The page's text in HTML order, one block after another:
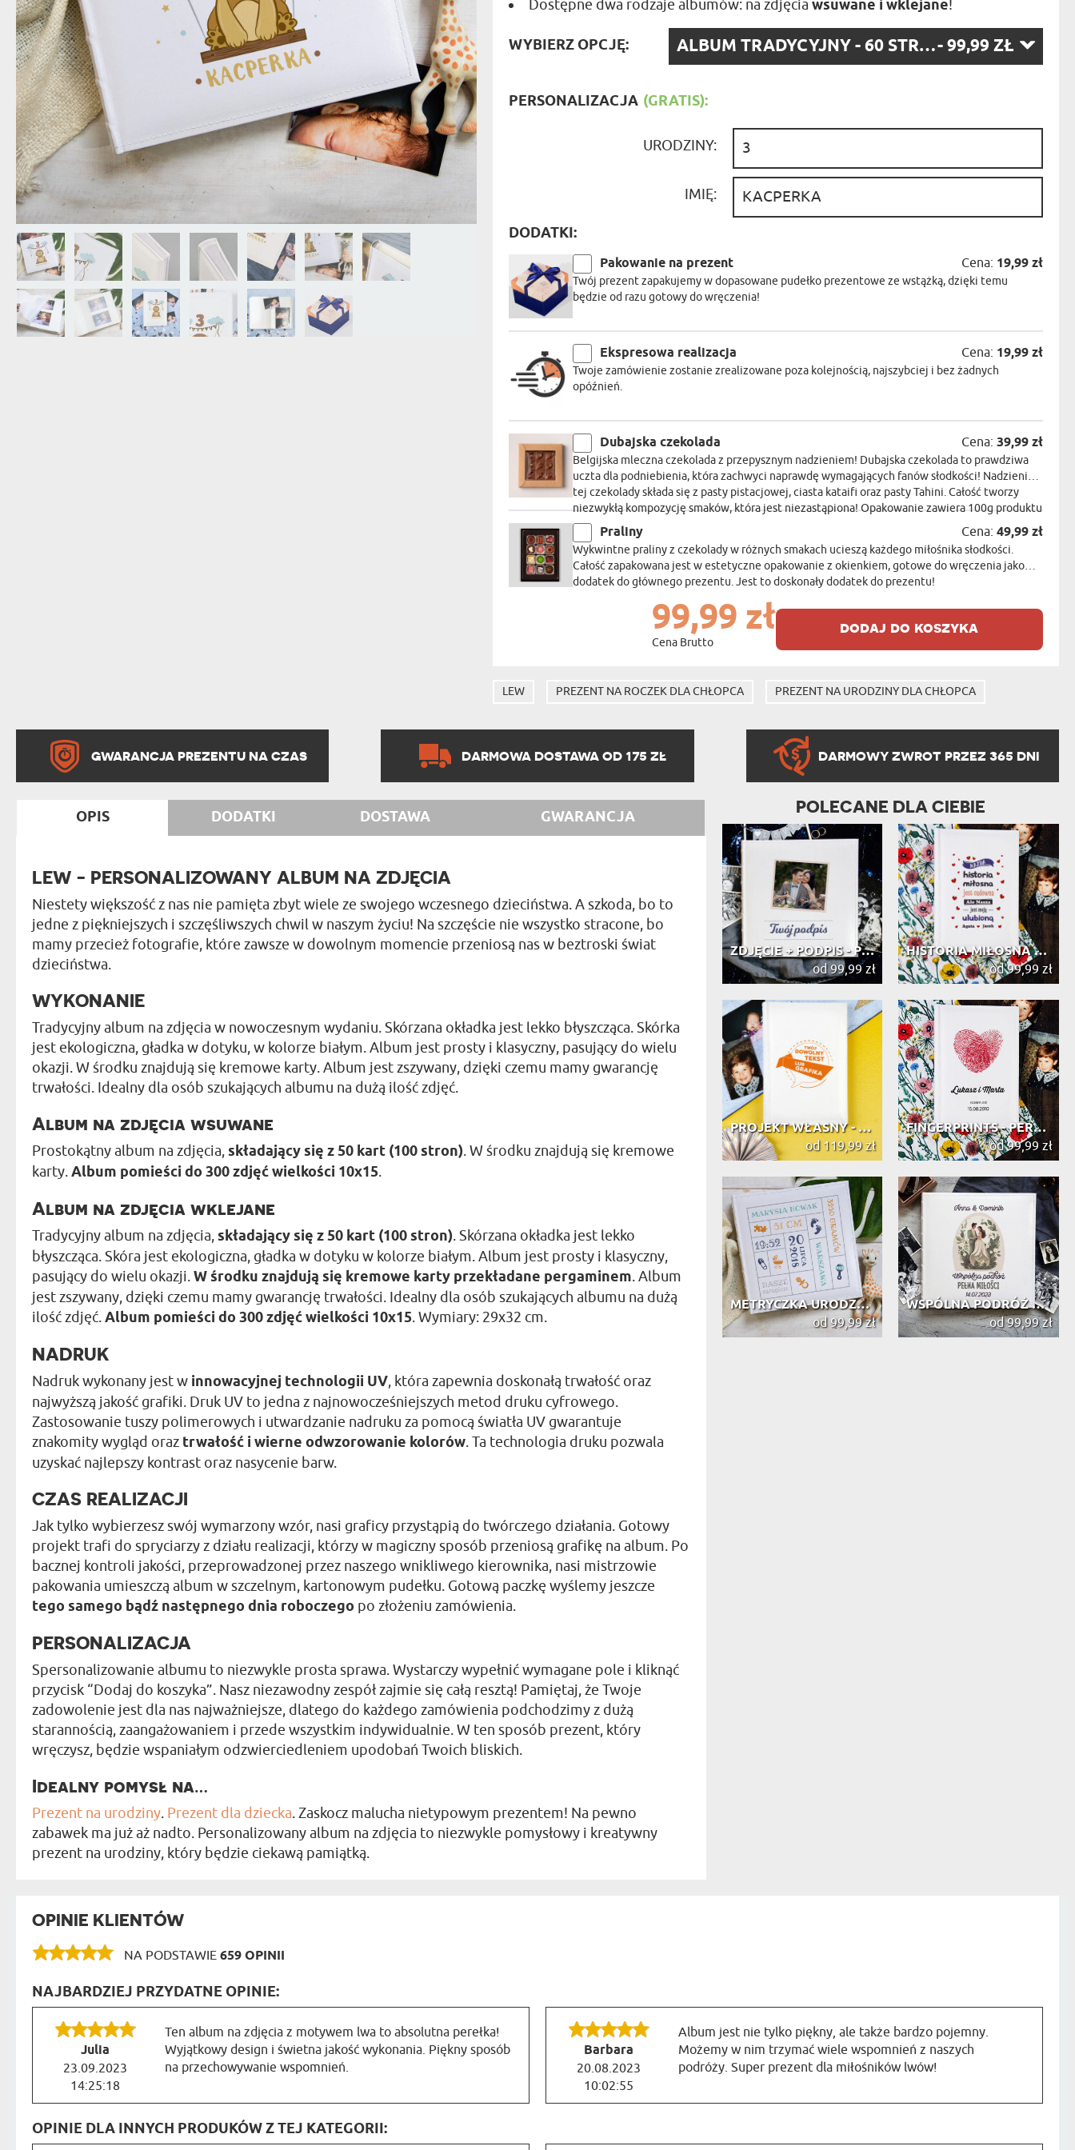
PREZENT DLA TEŚCIÓW PREZENT DLA
PODRÓŻNIKA
SPORTOWCA
STRAŻAKA
WĘDKARZA
ŻARTOWNISIA
PRODUKTY SPOŻYWCZE
CHARAKTER PREZENTU
SZKLANKI DO PIWA
Dostępne dwa rodzaje albumów: na zdjęcia wsuwane i wklejane!
WYBIERZ OPCJĘ: ALBUM TRADYCYJNY - 60 STRON- 99,99 ZŁ
WYBIERZ
OPCJĘ:
PERSONALIZACJA (GRATIS):
URODZINY:
IMIĘ:
DODATKI:
Pakowanie na prezent Cena: 19,99 zł
Twój prezent zapakujemy w dopasowane pudełko prezentowe ze wstążką, dzięki temu
będzie od razu gotowy do wręczenia!
Ekspresowa realizacja Cena: 19,99 zł
Twoje zamówienie zostanie zrealizowane poza kolejnością, najszybciej i bez żadnych
opóźnień.
Dubajska czekolada Cena: 39,99 zł
Belgijska mleczna czekolada z przepysznym nadzieniem! Dubajska czekolada to prawdziwa
uczta dla podniebienia, która zachwyci naprawdę wymagających fanów słodkości! Nadzienie
tej czekolady składa się z pasty pistacjowej, ciasta kataifi oraz pasty Tahini. Całość tworzy
niezwykłą kompozycję smaków, która jest niezastąpiona! Opakowanie zawiera 100g produktu
Praliny Cena: 49,99 zł
Wykwintne praliny z czekolady w różnych smakach ucieszą każdego miłośnika słodkości.
Całość zapakowana jest w estetyczne opakowanie z okienkiem, gotowe do wręczenia jako
dodatek do głównego prezentu. Jest to doskonały dodatek do prezentu!
99,99 zł
Cena Brutto
dodaj do koszyka
LEW PREZENT NA ROCZEK DLA CHŁOPCA PREZENT NA URODZINY DLA CHŁOPCA
GWARANCJA PREZENTU NA CZAS DARMOWA DOSTAWA OD 175 ZŁ DARMOWY ZWROT PRZEZ 365 DNI
OPIS DODATKI DOSTAWA GWARANCJA
LEW - PERSONALIZOWANY ALBUM NA ZDJĘCIA
Niestety większość z nas nie pamięta zbyt wiele ze swojego wczesnego dzieciństwa. A szkoda, bo to
jedne z piękniejszych i szczęśliwszych chwil w naszym życiu! Na szczęście nie wszystko stracone, bo
mamy przecież fotografie, które zawsze w dowolnym momencie przeniosą nas w beztroski świat
dzieciństwa.
WYKONANIE
Tradycyjny album na zdjęcia w nowoczesnym wydaniu. Skórzana okładka jest lekko błyszcząca. Skórka
jest ekologiczna, gładka w dotyku, w kolorze białym. Album jest prosty i klasyczny, pasujący do wielu
okazji. W środku znajdują się kremowe karty. Album jest zszywany, dzięki czemu mamy gwarancję
trwałości. Idealny dla osób szukających albumu na dużą ilość zdjęć.
Album na zdjęcia wsuwane
Prostokątny album na zdjęcia,składający się z 50 kart (100 stron). W środku znajdują się kremowe
karty.Album pomieści do 300 zdjęć wielkości 10x15.
Album na zdjęcia wklejane
Tradycyjny album na zdjęcia,składający się z 50 kart (100 stron). Skórzana okładka jest lekko
błyszcząca. Skóra jest ekologiczna, gładka w dotyku w kolorze białym. Album jest prosty i klasyczny,
pasujący do wielu okazji.W środku znajdują się kremowe karty przekładane pergaminem. Album
jest zszywany, dzięki czemu mamy gwarancję trwałości. Idealny dla osób szukających albumu na dużą
ilość zdjęć.Album pomieści do 300 zdjęć wielkości 10x15. Wymiary: 29x32 cm.
NADRUK
Nadruk wykonany jest w innowacyjnej technologii UV, która zapewnia doskonałą trwałość oraz
najwyższą jakość grafiki. Druk UV to jedna z najnowocześniejszych metod druku cyfrowego.
Zastosowanie tuszy polimerowych i utwardzanie nadruku za pomocą światła UV gwarantuje
znakomity wygląd oraz trwałość i wierne odwzorowanie kolorów. Ta technologia druku pozwala
uzyskać najlepszy kontrast oraz nasycenie barw.
CZAS REALIZACJI
Jak tylko wybierzesz swój wymarzony wzór, nasi graficy przystąpią do twórczego działania. Gotowy
projekt trafi do spryciarzy z działu realizacji, którzy w magiczny sposób przeniosą grafikę na album. Po
bacznej kontroli jakości, przeprowadzonej przez naszego wnikliwego kierownika, nasi mistrzowie
pakowania umieszczą album w szczelnym, kartonowym pudełku. Gotową paczkę wyślemy jeszcze
tego samego bądź następnego dnia roboczego po złożeniu zamówienia.
PERSONALIZACJA
Spersonalizowanie albumu to niezwykle prosta sprawa. Wystarczy wypełnić wymagane pole i kliknąć
przycisk “Dodaj do koszyka”. Nasz niezawodny zespół zajmie się całą resztą! Pamiętaj, że Twoje
zadowolenie jest dla nas najważniejsze, dlatego do każdego zamówienia podchodzimy z dużą
starannością, zaangażowaniem i przede wszystkim indywidualnie. W ten sposób prezent, który
wręczysz, będzie wspaniałym odzwierciedleniem upodobań Twoich bliskich.
Idealny pomysł na…
Prezent na urodziny. Prezent dla dziecka. Zaskocz malucha nietypowym prezentem! Na pewno
zabawek ma już aż nadto. Personalizowany album na zdjęcia to niezwykle pomysłowy i kreatywny
prezent na urodziny, który będzie ciekawą pamiątką.
POLECANE DLA CIEBIE
ZDJĘCIE + PODPIS - PERSONALIZOWANY ...
od 99,99 zł
HISTORIA MIŁOSNA - PERSONALIZOWANY ...
od 99,99 zł
PROJEKT WŁASNY - PERSONALIZOWANY AL...
od 119,99 zł
FINGERPRINTS - PERSONALIZOWANY ALBU...
od 99,99 zł
METRYCZKA URODZENIA - PERSONALIZOWA...
od 99,99 zł
WSPÓLNA PODRÓŻ PEŁNA MIŁOŚCI - PERS...
od 99,99 zł
OPINIE KLIENTÓW
NA PODSTAWIE659 OPINII
NAJBARDZIEJ PRZYDATNE OPINIE:
Julia
23.09.2023
14:25:18
Ten album na zdjęcia z motywem lwa to absolutna perełka!
Wyjątkowy design i świetna jakość wykonania. Piękny sposób
na przechowywanie wspomnień.
Barbara
20.08.2023
10:02:55
Album jest nie tylko piękny, ale także bardzo pojemny.
Możemy w nim trzymać wiele wspomnień z naszych
podróży. Super prezent dla miłośników lwów!
OPINIE DLA INNYCH PRODUKÓW Z TEJ KATEGORII: